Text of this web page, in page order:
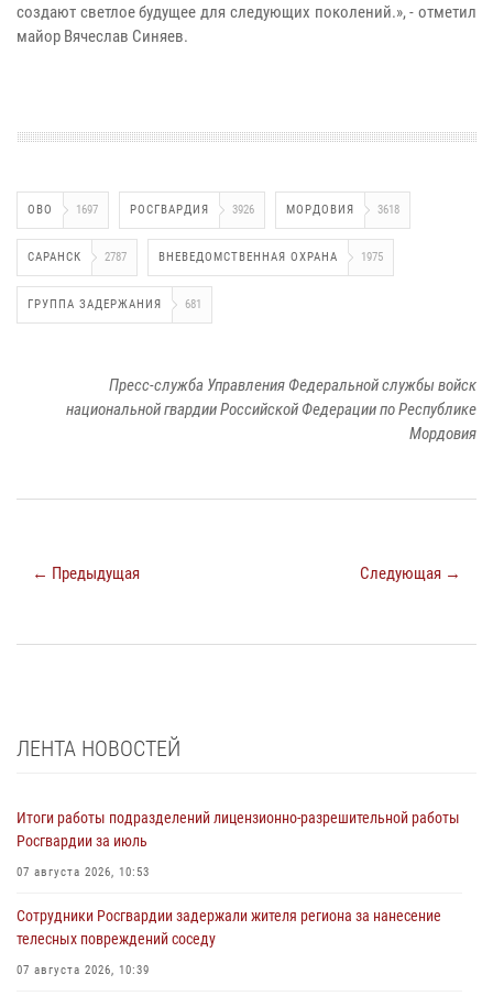
создают светлое будущее для следующих поколений.», - отметил
майор Вячеслав Синяев.
ОВО 1697 РОСГВАРДИЯ 3926 МОРДОВИЯ 3618
САРАНСК 2787 ВНЕВЕДОМСТВЕННАЯ ОХРАНА 1975
ГРУППА ЗАДЕРЖАНИЯ 681
Пресс-служба Управления Федеральной службы войск
национальной гвардии Российской Федерации по Республике
Мордовия
← Предыдущая Следующая →
ЛЕНТА НОВОСТЕЙ
Итоги работы подразделений лицензионно-разрешительной работы
Росгвардии за июль
07 августа 2026, 10:53
Сотрудники Росгвардии задержали жителя региона за нанесение
телесных повреждений соседу
07 августа 2026, 10:39